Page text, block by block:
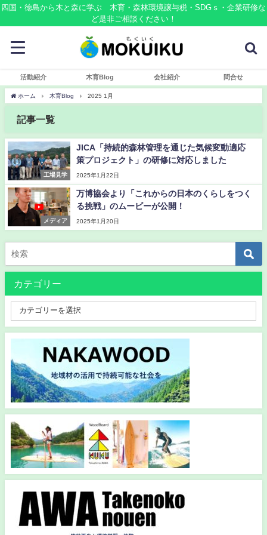
四国・徳島から木と森に学ぶ 木育・森林環境譲与税・SDGｓ・企業研修な
ど是非ご相談ください！
活動紹介 木育Blog 会社紹介 問合せ
ホーム 木育Blog 2025 1月
記事一覧
工場見学
JICA「持続的森林管理を通じた気候変動適応
策プロジェクト」の研修に対応しました
2025年1月22日
メディア
万博協会より「これからの日本のくらしをつく
る挑戦」のムービーが公開！
2025年1月20日
カテゴリー